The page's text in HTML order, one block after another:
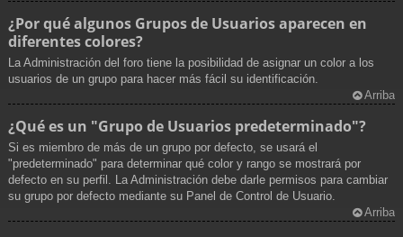
¿Por qué algunos Grupos de Usuarios aparecen en
diferentes colores?
La Administración del foro tiene la posibilidad de asignar un color a los
usuarios de un grupo para hacer más fácil su identificación.
Arriba
¿Qué es un "Grupo de Usuarios predeterminado"?
Si es miembro de más de un grupo por defecto, se usará el
"predeterminado" para determinar qué color y rango se mostrará por
defecto en su perfil. La Administración debe darle permisos para cambiar
su grupo por defecto mediante su Panel de Control de Usuario.
Arriba